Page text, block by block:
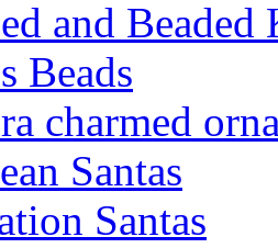
and Beaded
Beads
charmed
Santas
Santas